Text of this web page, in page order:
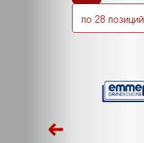
по 28 позиций